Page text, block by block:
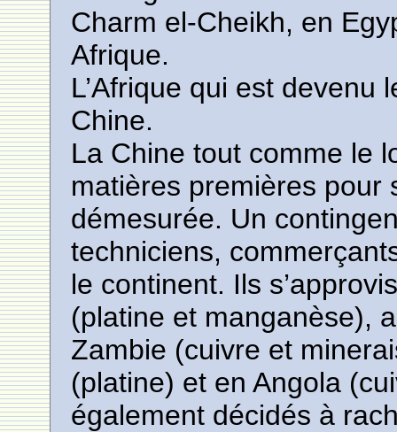
Charm el-Cheikh, en
Afrique.
L’Afrique qui est devenu
Chine.
La Chine tout comme le
matières premières pour
démesurée. Un
techniciens,
le continent. Ils
(platine et manganèse),
Zambie (cuivre et
(platine) et en Angola
également décidés à